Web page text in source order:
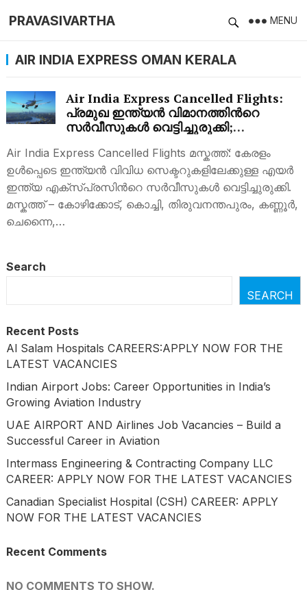
PRAVASIVARTHA MENU
AIR INDIA EXPRESS OMAN KERALA
Air India Express Cancelled Flights:
പ്രമുഖ ഇന്ത്യന്‍ വിമാനത്തിന്‍റെ
സര്‍വീസുകള്‍ വെട്ടിച്ചുരുക്കി;
സര്‍വീസുകള്‍ ഏതെല്ലാം?
Air India Express Cancelled Flights മസ്കത്ത്: കേരളം
ഉള്‍പ്പെടെ ഇന്ത്യന്‍ വിവിധ സെക്ടറുകളിലേക്കുള്ള എയര്‍
ഇന്ത്യ എക്സ്പ്രസിന്‍റെ സര്‍വീസുകള്‍ വെട്ടിച്ചുരുക്കി.
മസ്കത്ത് – കോഴിക്കോട്, കൊച്ചി, തിരുവനന്തപുരം, കണ്ണൂര്‍,
ചെന്നൈ,…
Search
SEARCH
Recent Posts
Al Salam Hospitals CAREERS:APPLY NOW FOR THE
LATEST VACANCIES
Indian Airport Jobs: Career Opportunities in India’s
Growing Aviation Industry
UAE AIRPORT AND Airlines Job Vacancies – Build a
Successful Career in Aviation
Intermass Engineering & Contracting Company LLC
CAREER: APPLY NOW FOR THE LATEST VACANCIES
Canadian Specialist Hospital (CSH) CAREER: APPLY
NOW FOR THE LATEST VACANCIES
Recent Comments
NO COMMENTS TO SHOW.